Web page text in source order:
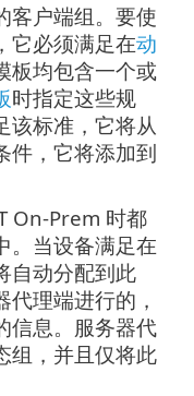
客户端组。要使
它必须满足在动
板均包含一个或
时指定这些规
该标准，它将从
件，它将添加到
On-Prem 时都
。当设备满足在
自动分配到此
理端进行的，
信息。服务器代
组，并且仅将此